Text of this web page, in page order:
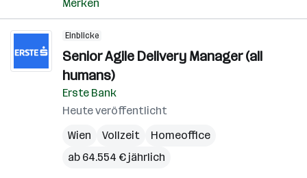
Merken
Einblicke
Senior Agile Delivery Manager (all
humans)
Erste Bank
Heute veröffentlicht
Wien
Vollzeit
Homeoffice
ab 64.554 € jährlich